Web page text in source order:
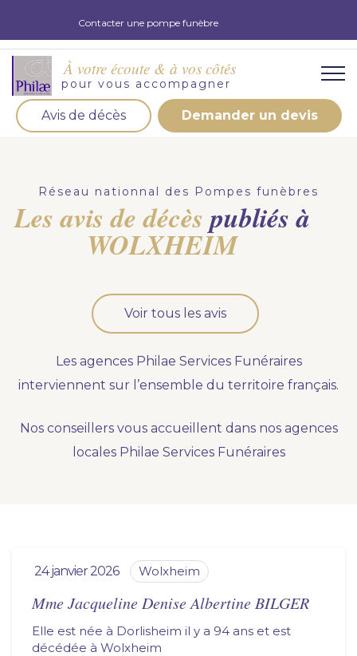
Contacter une pompe funèbre
À votre écoute & à vos côtés
pour vous accompagner
Avis de décès Demander un devis
d'obsèques, nos équipe s'engage à vous répondre
dans les meilleurs délais.
Demander un devis obsèques
Optez pour la prévoyance
Vous souhaitez anticiper vos obsèques et soulager
Nous vous accompagnons.
Nos produits en marbrerie
Réseau nationnal des Pompes funèbres
Les avis de décèspubliés à
WOLXHEIM
Voir tous les avis
Les agences Philae Services Funéraires
interviennent sur l’ensemble du territoire français.
Nos conseillers vous accueillent dans nos agences
locales Philae Services Funéraires
24 janvier 2026 wolxheim
Mme Jacqueline Denise Albertine BILGER
Elle est née à Dorlisheim il y a 94 ans et est
décédée à
wolxheim